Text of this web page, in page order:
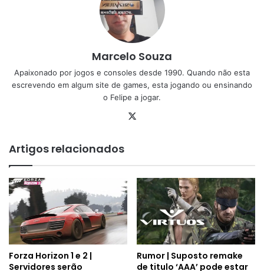
Marcelo Souza
Apaixonado por jogos e consoles desde 1990. Quando não esta
escrevendo em algum site de games, esta jogando ou ensinando
o Felipe a jogar.
Artigos relacionados
Forza Horizon 1 e 2 |
Servidores serão
Rumor | Suposto remake
de titulo ‘AAA’ pode estar